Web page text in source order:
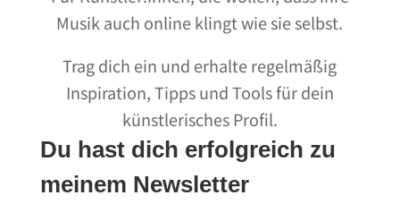
Musik auch online klingt wie sie selbst.
Trag dich ein und erhalte regelmäßig
Inspiration, Tipps und Tools für dein
künstlerisches Profil.
Du hast dich erfolgreich zu
meinem Newsletter